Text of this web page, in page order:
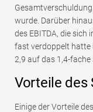
wurde. Darüber
des EBITDA, die sich
fast verdoppelt hatte
2,9 auf das 1,4-fache
Vorteile des
Einige der Vorteile